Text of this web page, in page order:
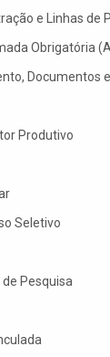
e Linhas de
Obrigatória
Documentos
Produtivo
Seletivo
Pesquisa